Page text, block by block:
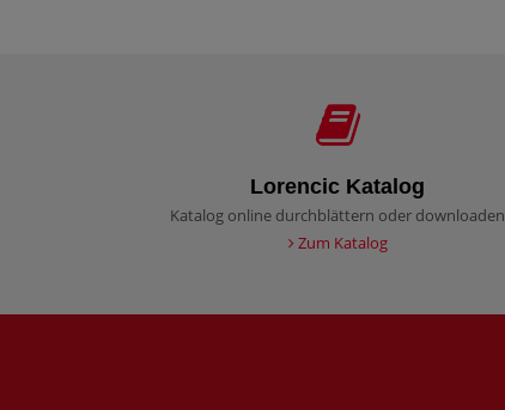
Lorencic Katalog
Katalog online durchblättern oder downloaden
Zum Katalog